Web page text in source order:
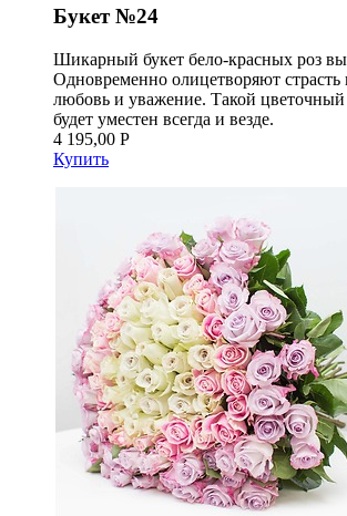
Букет №24
Шикарный букет бело-красных роз
Одновременно олицетворяют страсть
любовь и уважение. Такой цветочный
будет уместен всегда и везде.
4 195,00 Р
Купить